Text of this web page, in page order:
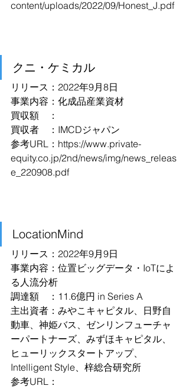
content/uploads/2022/09/Honest_J.pdf
クニ・ケミカル
リリース：2022年9月8日
事業内容：化成品産業資材
買収額　：
買収者　：IMCDジャパン
参考URL： https://www.private-
equity.co.jp/2nd/news/img/news_releas
e_220908.pdf
LocationMind
リリース：2022年9月9日
事業内容：位置ビッグデータ・IoTによ
る人流分析
調達額　：11.6億円 in Series A
主出資者：みやこキャピタル、日野自
動車、神姫バス、ゼンリンフューチャ
ーパートナーズ、みずほキャピタル、
ヒューリックスタートアップ、
Intelligent Style、梓総合研究所
参考URL：